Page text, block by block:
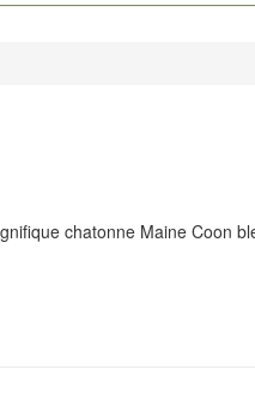
chatonne Maine Coon